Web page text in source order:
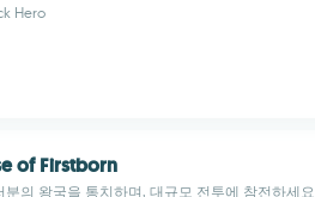
Hero
of Firstborn
분의 왕국을 통치하며, 대규모 전투에 참전하세요